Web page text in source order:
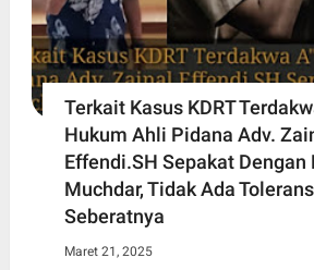
Terkait Kasus KDRT
Hukum Ahli Pidana Adv.
Effendi.SH Sepakat Dengan
Muchdar, Tidak Ada
Seberatnya
Maret 21, 2025